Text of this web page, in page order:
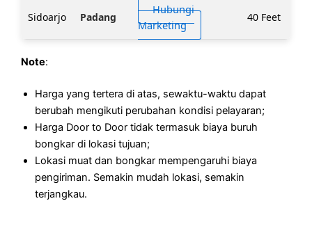
Sidoarjo Padang
Hubungi
Marketing
40 Feet
Note:
Harga yang tertera di atas, sewaktu-waktu dapat
berubah mengikuti perubahan kondisi pelayaran;
Harga Door to Door tidak termasuk biaya buruh
bongkar di lokasi tujuan;
Lokasi muat dan bongkar mempengaruhi biaya
pengiriman. Semakin mudah lokasi, semakin
terjangkau.